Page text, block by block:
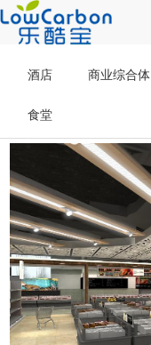
酒店 商业综合体
食堂